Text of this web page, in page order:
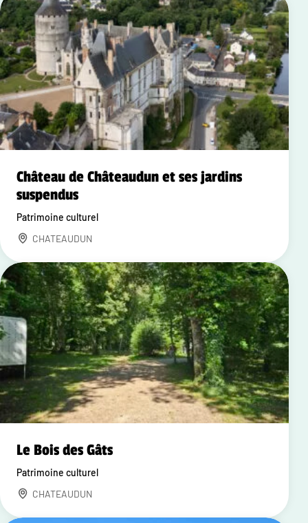
Château de Châteaudun et ses jardins
suspendus
Patrimoine culturel
CHATEAUDUN
Le Bois des Gâts
Patrimoine culturel
CHATEAUDUN